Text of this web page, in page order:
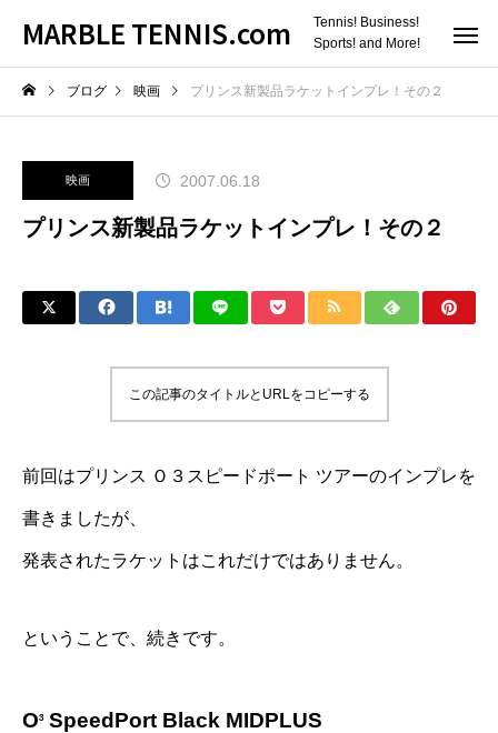
MARBLE TENNIS.com
Tennis! Business!
Sports! and More!
ブログ 映画 プリンス新製品ラケットインプレ！その２
映画 2007.06.18
プリンス新製品ラケットインプレ！その２
この記事のタイトルとURLをコピーする
前回はプリンス Ｏ３スピードポート ツアーのインプレ を
書きましたが、
発表されたラケットはこれだけではありません。
ということで、続きです。
O3 SpeedPort Black MIDPLUS